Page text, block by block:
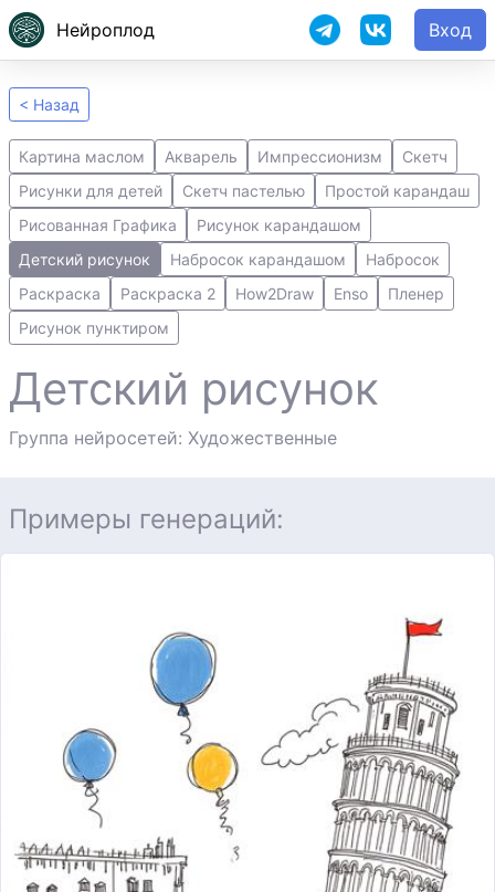
Нейроплод Вход
< Назад
Картина маслом Акварель Импрессионизм
Скетч
Рисунки для детей
Скетч пастелью
Простой карандаш
Рисованная Графика
Рисунок карандашом
Детский рисунок
Набросок карандашом
Набросок
Раскраска
Раскраска 2 How2Draw Enso
Пленер
Рисунок пунктиром
Детский рисунок
Группа нейросетей: Художественные
Примеры генераций: